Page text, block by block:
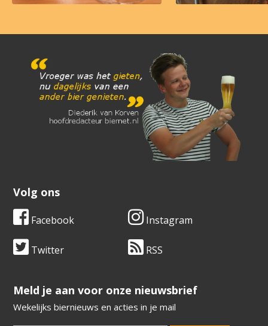
Volg ons
Facebook Instagram
Twitter RSS
​​​​​​​Meld je aan voor onze nieuwsbrief
Wekelijks biernieuws en acties in je mail